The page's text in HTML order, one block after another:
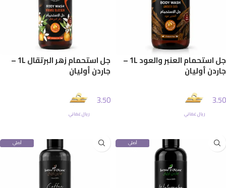
جل استحمام العنبر والعود 1L –
جاردن أوليان
3.50
ريال عماني
جل استحمام زهر البرتقال 1L –
جاردن أوليان
3.50
ريال عماني
أصلي
أصلي